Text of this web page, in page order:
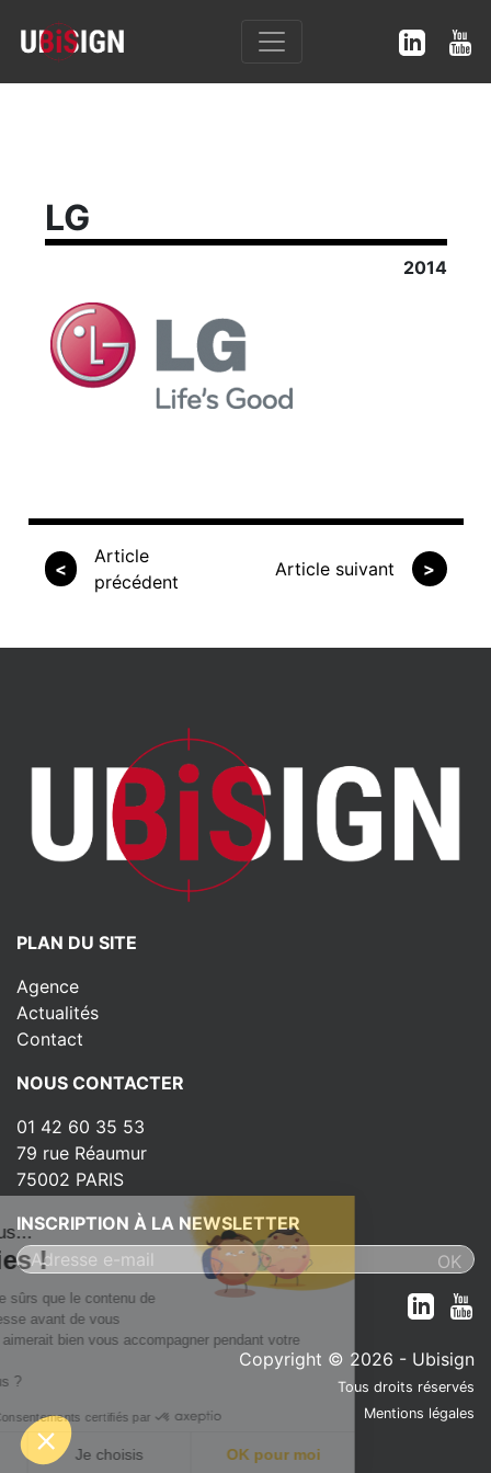
LG
2014
<
Article
précédent
Article suivant >
PLAN DU SITE
Agence
Actualités
Contact
NOUS CONTACTER
01 42 60 35 53
79 rue Réaumur
75002 PARIS
INSCRIPTION À LA NEWSLETTER
Copyright © 2026 - Ubisign
Tous droits réservés
Mentions légales
nous...
!
d'être sûrs que le contenu de
intéresse avant de vous
mais on aimerait bien vous accompagner pendant votre
pour vous ?
Consentements certifiés par
merci Je choisis OK pour moi